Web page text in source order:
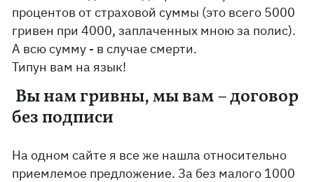
процентов от страховой суммы (это всего 5000
гривен при 4000, заплаченных мною за полис).
А всю сумму - в случае смерти.
Типун вам на язык!
Вы нам гривны, мы вам – договор
без подписи
На одном сайте я все же нашла относительно
приемлемое предложение. За без малого 1000